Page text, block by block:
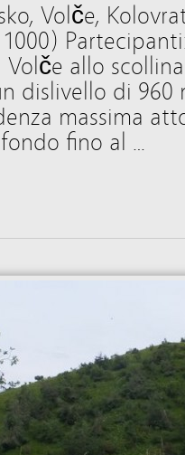
Volče,
allo
dislivello di 960
massima
fino al …